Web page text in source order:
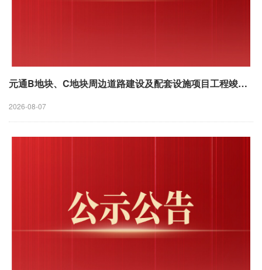
元通B地块、C地块周边道路建设及配套设施项目工程竣工结算审核（初审）公开比选公告
2026-08-07